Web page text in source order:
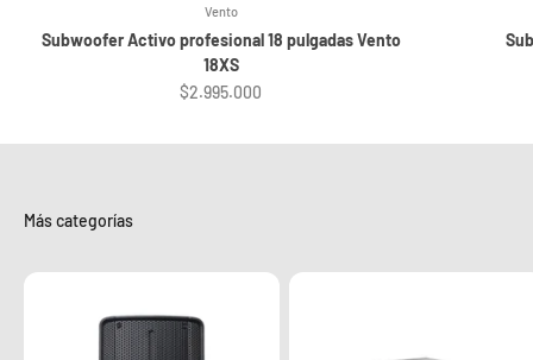
Vento
Subwoofer Activo profesional 18 pulgadas Vento
18XS
Precio de oferta
$2.995.000
Más categorías